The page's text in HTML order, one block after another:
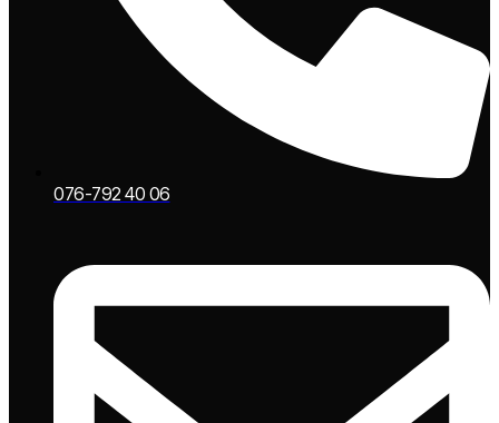
076-792 40 06